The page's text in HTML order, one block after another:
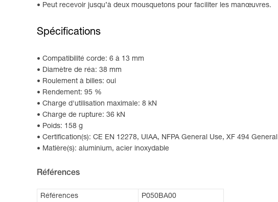
Peut recevoir jusqu’à deux mousquetons pour faciliter les manœuvres.
Spécifications
Compatibilité corde: 6 à 13 mm
Diamètre de réa: 38 mm
Roulement à billes: oui
Rendement: 95 %
Charge d'utilisation maximale: 8 kN
Charge de rupture: 36 kN
Poids: 158 g
Certification(s): CE EN 12278, UIAA, NFPA General Use, XF 494 General
Matière(s): aluminium, acier inoxydable
Références
Références
P050BA00